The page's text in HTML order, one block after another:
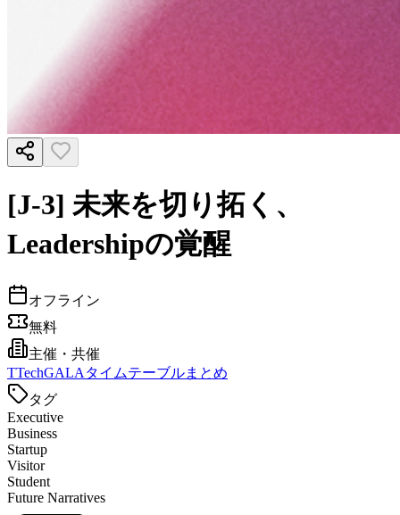
[J-3] 未来を切り拓く、
Leadershipの覚醒
オフライン
無料
主催・共催
TTechGALAタイムテーブルまとめ
タグ
Executive
Business
Startup
Visitor
Student
Future Narratives